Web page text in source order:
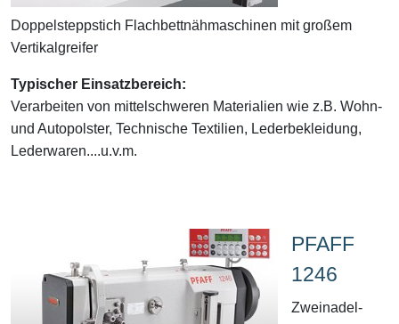
Doppelsteppstich Flachbettnähmaschinen mit großem
Vertikalgreifer
Typischer Einsatzbereich:
Verarbeiten von mittelschweren Materialien wie z.B. Wohn-
und Autopolster, Technische Textilien, Lederbekleidung,
Lederwaren....u.v.m.
PFAFF
1246
Zweinadel-